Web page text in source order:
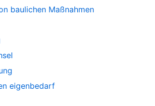
baulichen Maßnahmen
eigenbedarf